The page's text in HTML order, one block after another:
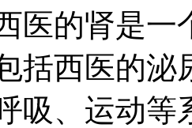
医的肾是
括西医的泌
吸、运动